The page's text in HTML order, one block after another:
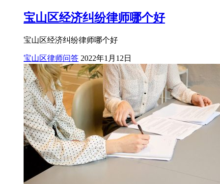
宝山区经济纠纷律师哪个好
宝山区经济纠纷律师哪个好
宝山区律师问答 2022年1月12日